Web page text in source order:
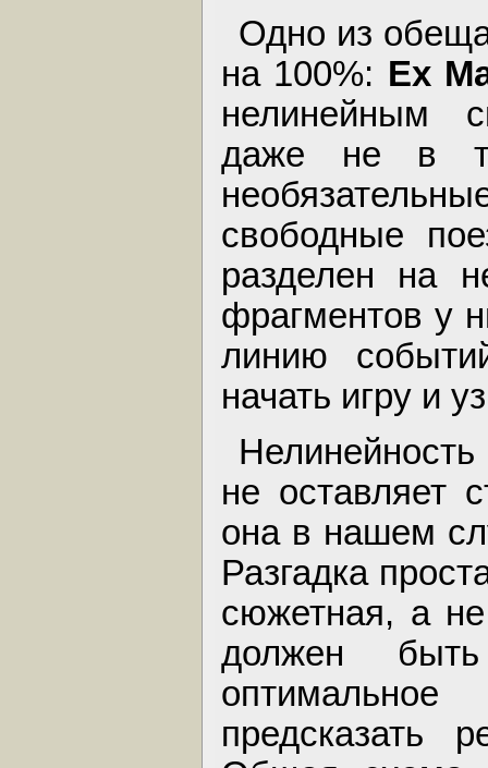
Одно из
на 100%: Ex
нелинейным
даже не в
свободные
разделен на
фрагментов у
линию
начать игру и
не оставляет
она в нашем
Разгадка
сюжетная, а
должен
предсказать